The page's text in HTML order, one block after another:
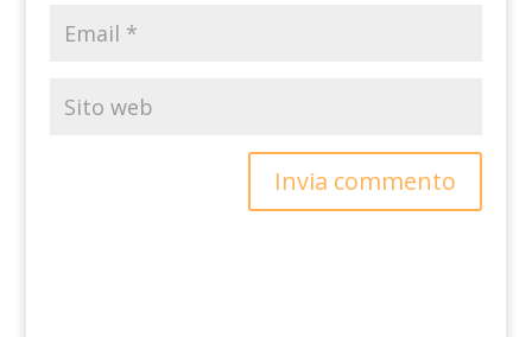
Invia commento